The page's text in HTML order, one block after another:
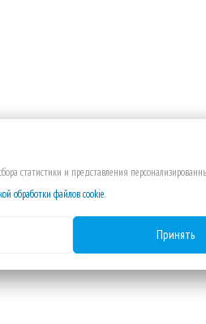
статистики и представления
обработки файлов cookie.
Принять